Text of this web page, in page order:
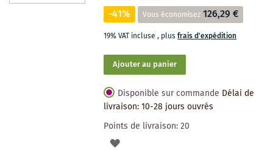
-41% Vous économisez 126,29 €
19% VAT incluse, plusfrais d'expédition
Ajouter au panier
Disponible sur commande Délai de
livraison: 10-28 jours ouvrés
Points de livraison:20
AJOUTER